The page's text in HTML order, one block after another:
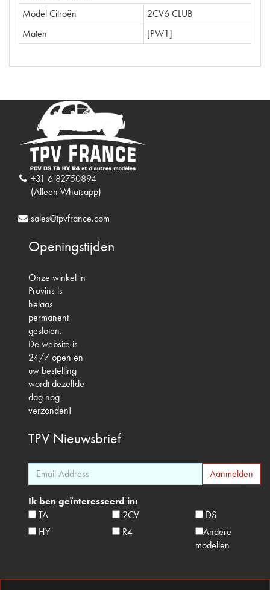
Model Citroën
2CV6 CLUB
Maten
[PW1]
+31 6 82750894
(Alleen Whatsapp)
sales@tpvfrance.com
Openingstijden
Onze winkel in
Provins is
helaas
permanent
gesloten.
De website is
24/7 open en
uw bestelling
wordt dezelfde
dag nog
verzonden!
TPV Nieuwsbrief
Ik ben geïnteresseerd in:
TA
2CV
DS
HY
R4
Andere
modellen